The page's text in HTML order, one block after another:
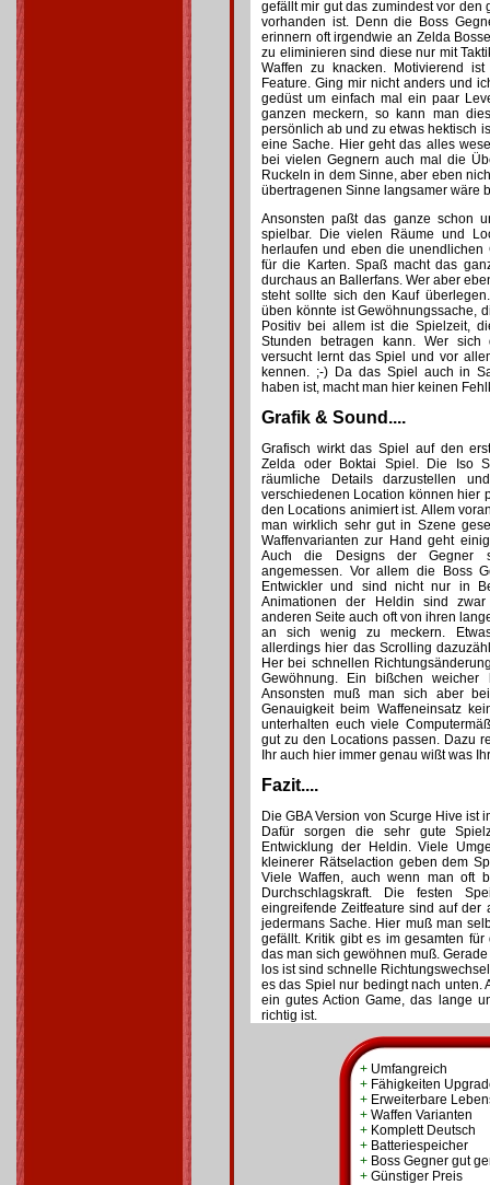
gefällt mir gut das zumindest vor den
vorhanden ist. Denn die Boss
erinnern oft irgendwie an Zelda
zu eliminieren sind diese nur mit
Waffen zu knacken. Motivierend
Feature. Ging mir nicht anders und
gedüst um einfach mal ein paar
ganzen meckern, so kann man
persönlich ab und zu etwas hektisch
eine Sache. Hier geht das alles
bei vielen Gegnern auch mal die
Ruckeln in dem Sinne, aber eben
übertragenen Sinne langsamer wäre
Ansonsten paßt das ganze schon
spielbar. Die vielen Räume und
herlaufen und eben die
für die Karten. Spaß macht das
durchaus an Ballerfans. Wer aber
steht sollte sich den Kauf
üben könnte ist Gewöhnungssache,
Positiv bei allem ist die Spielzeit,
Stunden betragen kann. Wer
versucht lernt das Spiel und vor
kennen. ;-) Da das Spiel auch in
haben ist, macht man hier keinen
Grafik & Sound....
Grafisch wirkt das Spiel auf den
Zelda oder Boktai Spiel. Die Iso
räumliche Details darzustellen
verschiedenen Location können hier
den Locations animiert ist. Allem
man wirklich sehr gut in Szene
Waffenvarianten zur Hand geht
Auch die Designs der Gegner
angemessen. Vor allem die Boss
Entwickler und sind nicht nur in
Animationen der Heldin sind
anderen Seite auch oft von ihren
an sich wenig zu meckern.
allerdings hier das Scrolling
Her bei schnellen
Gewöhnung. Ein bißchen
Ansonsten muß man sich aber
Genauigkeit beim Waffeneinsatz
unterhalten euch viele
gut zu den Locations passen. Dazu
Ihr auch hier immer genau wißt was
Fazit....
Die GBA Version von Scurge Hive ist
Dafür sorgen die sehr gute
Entwicklung der Heldin. Viele
kleinerer Rätselaction geben dem
Viele Waffen, auch wenn man oft
Durchschlagskraft. Die festen
eingreifende Zeitfeature sind auf
jedermans Sache. Hier muß man
gefällt. Kritik gibt es im gesamten
das man sich gewöhnen muß.
los ist sind schnelle
es das Spiel nur bedingt nach unten.
ein gutes Action Game, das lange
richtig ist.
+ Umfangreich
+ Fähigkeiten
+ Erweiterbare
+ Waffen Varianten
+ Komplett Deutsch
+ Batteriespeicher
+ Boss Gegner gut
+ Günstiger Preis